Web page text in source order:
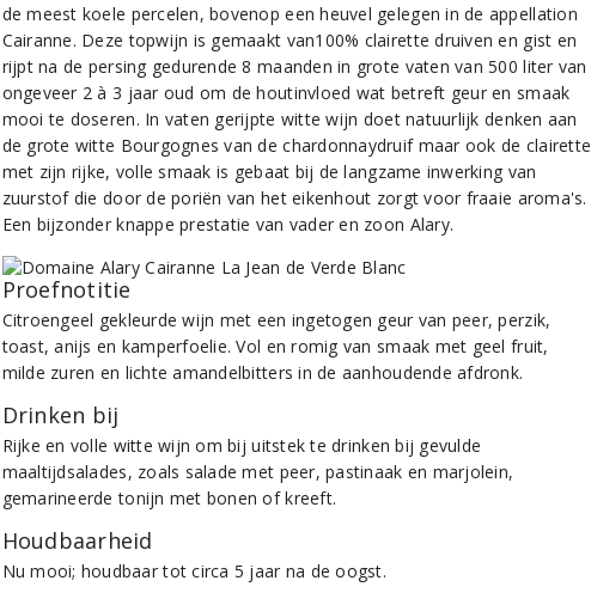
de meest koele percelen, bovenop een heuvel gelegen in de appellation
Cairanne. Deze topwijn is gemaakt van100% clairette druiven en gist en
rijpt na de persing gedurende 8 maanden in grote vaten van 500 liter van
ongeveer 2 à 3 jaar oud om de houtinvloed wat betreft geur en smaak
mooi te doseren. In vaten gerijpte witte wijn doet natuurlijk denken aan
de grote witte Bourgognes van de chardonnaydruif maar ook de clairette
met zijn rijke, volle smaak is gebaat bij de langzame inwerking van
zuurstof die door de poriën van het eikenhout zorgt voor fraaie aroma's.
Een bijzonder knappe prestatie van vader en zoon Alary.
Proefnotitie
Citroengeel gekleurde wijn met een ingetogen geur van peer, perzik,
toast, anijs en kamperfoelie. Vol en romig van smaak met geel fruit,
milde zuren en lichte amandelbitters in de aanhoudende afdronk.
Drinken bij
Rijke en volle witte wijn om bij uitstek te drinken bij gevulde
maaltijdsalades, zoals salade met peer, pastinaak en marjolein,
gemarineerde tonijn met bonen of kreeft.
Houdbaarheid
Nu mooi; houdbaar tot circa 5 jaar na de oogst.